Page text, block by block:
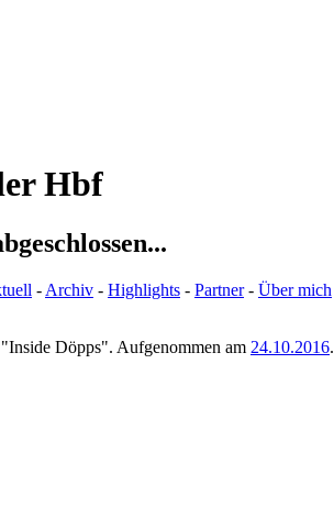
Hbf
- Archiv - Highlights - Partner- Über mich
Döpps". Aufgenommen am 24.10.2016.